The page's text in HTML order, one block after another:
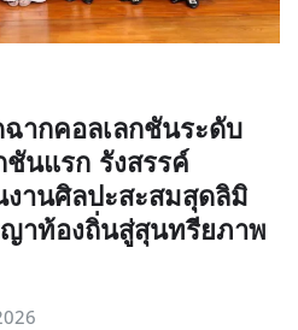
ฉากคอลเลกชันระดับ
ชันแรก รังสรรค์
งานศิลปะสะสมสุดลิมิ
าท้องถิ่นสู่สุนทรียภาพ